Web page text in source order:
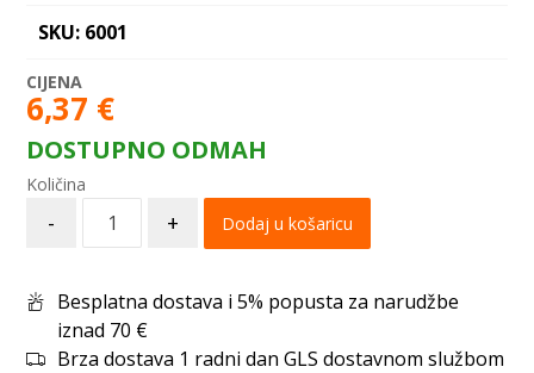
SKU: 6001
6,37 €
DOSTUPNO ODMAH
- + Dodaj u košaricu
Besplatna dostava i 5% popusta za narudžbe
iznad 70 €
Brza dostava 1 radni dan GLS dostavnom službom